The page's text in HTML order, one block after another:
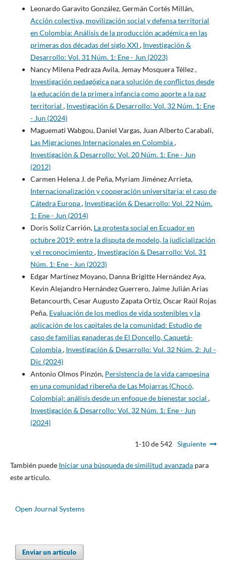
Leonardo Garavito González, Germán Cortés Millán,
Acción colectiva, movilización social y defensa territorial
en Colombia: Análisis de la producción académica en las
primeras dos décadas del siglo XXI , Investigación &
Desarrollo: Vol. 31 Núm. 1: Ene - Jun (2023)
Nancy Milena Pedraza Avila, Jemay Mosquera Téllez ,
Investigación pedagógica para solución de conflictos desde
la educación de la primera infancia como aporte a la paz
territorial , Investigación & Desarrollo: Vol. 32 Núm. 1: Ene
- Jun (2024)
Maguemati Wabgou, Daniel Vargas, Juan Alberto Carabali,
Las Migraciones Internacionales en Colombia,
Investigación & Desarrollo: Vol. 20 Núm. 1: Ene - Jun
(2012)
Carmen Helena J. de Peña, Myriam Jiménez Arrieta,
Internacionalización y cooperación universitaria: el caso de
Cátedra Europa, Investigación & Desarrollo: Vol. 22 Núm.
1: Ene - Jun (2014)
Doris Soliz Carrión, La protesta social en Ecuador en
octubre 2019: entre la disputa de modelo, la judicialización
y el reconocimiento, Investigación & Desarrollo: Vol. 31
Núm. 1: Ene - Jun (2023)
Edgar Martínez Moyano, Danna Brigitte Hernández Aya,
Kevin Alejandro Hernández Guerrero, Jaime Julián Arias
Betancourth, Cesar Augusto Zapata Ortíz, Oscar Raúl Rojas
Peña, Evaluación de los medios de vida sostenibles y la
aplicación de los capitales de la comunidad: Estudio de
caso de familias ganaderas de El Doncello, Caquetá-
Colombia, Investigación & Desarrollo: Vol. 32 Núm. 2: Jul -
Dic (2024)
Antonio Olmos Pinzón, Persistencia de la vida campesina
en una comunidad ribereña de Las Mojarras (Chocó,
Colombia): análisis desde un enfoque de bienestar social ,
Investigación & Desarrollo: Vol. 32 Núm. 1: Ene - Jun
(2024)
1-10 de 542 Siguiente
También puede Iniciar una búsqueda de similitud avanzadapara
este artículo.
Open Journal Systems
Enviar un artículo